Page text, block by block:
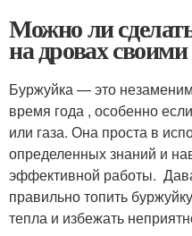
Можно ли
на дровах
Буржуйка — это
время года , особенно
или газа. Она проста в
определенных знаний и
эффективной работы.
правильно топить
тепла и избежать